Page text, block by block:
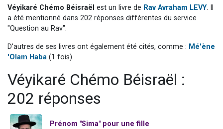
3 personnes viennent de nous rejoindre sur WhatsApp
3 personnes viennent de faire un don pour Diane, 80 ans, dans un appartement insalubre
Véyikaré Chémo Béisraël est un livre de Rav Avraham LEVY. Il
a été mentionné dans 202 réponses différentes du service
"Question au Rav".
D'autres de ses livres ont également été cités, comme : Mé'ène
'Olam Haba (1 fois).
Véyikaré Chémo Béisraël :
202 réponses
Prénom "Sima" pour une fille